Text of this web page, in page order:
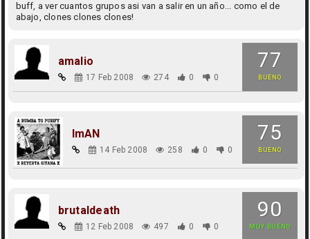
buff, a ver cuantos grupos asi van a salir en un año... como el de
abajo, clones clones clones!
77
BUENO
amalio
17 Feb 2008 274 0 0
75
BUENO
ImAN
14 Feb 2008 258 0 0
90
MUY BUENO
brutaldeath
12 Feb 2008 497 0 0